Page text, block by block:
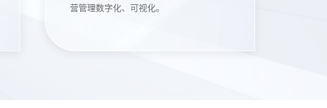
营管理数字化、可视化。